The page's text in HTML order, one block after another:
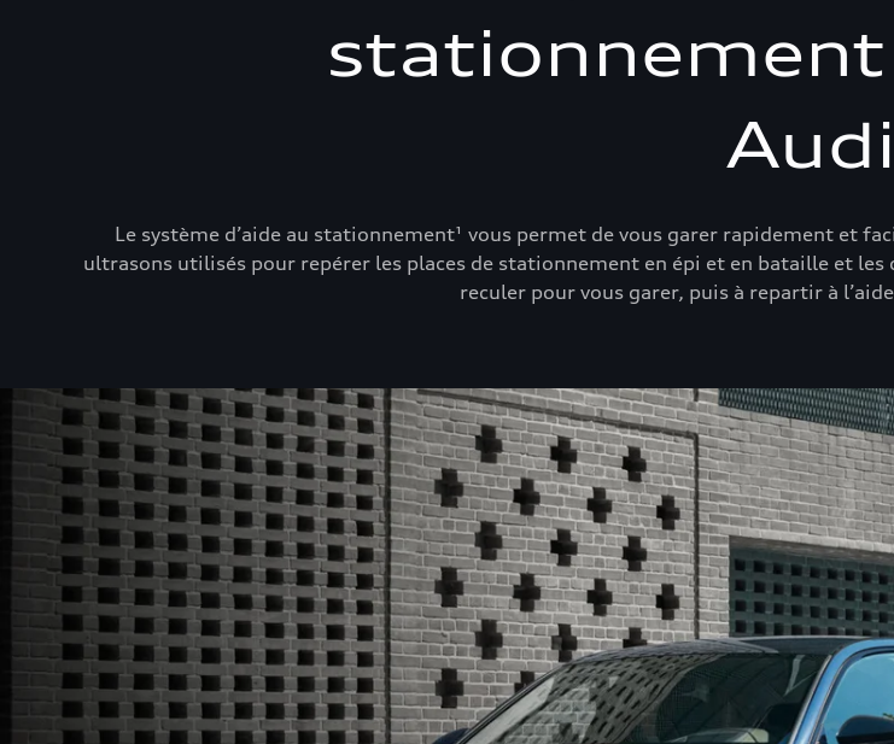
Audi
Le système d’aide au stationnement¹ vous permet de vous garer rapidement et
ultrasons utilisés pour repérer les places de stationnement en épi et en bataille et les
reculer pour vous garer, puis à repartir à